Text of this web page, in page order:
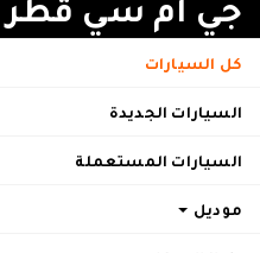
كل السيارات
السيارات الجديدة
السيارات المستعملة
موديل